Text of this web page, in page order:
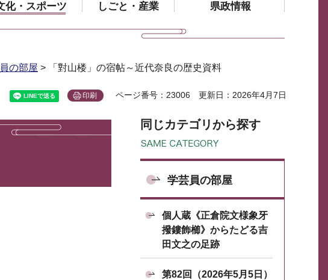
化・スポーツ しごと・産業 県政情報
の部屋 > 「對山楼」の宿帖～近代奈良の歴史資料
印刷 ページ番号：23006 更新日：2026年4月7日
同じカテゴリから探す
学芸員の部屋
個人蔵《正倉院文様象牙
撥鏤飾櫛》からたどる吉
田文之の足跡
第82回（2026年5月5日）